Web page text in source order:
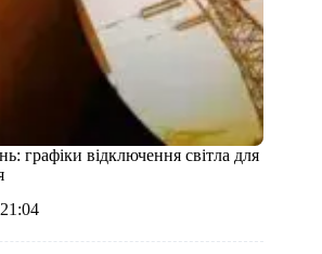
графіки відключення світла для